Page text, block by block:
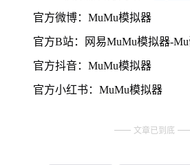
官方微博：MuMu模拟器
官方B站：网易MuMu模拟器-Mu
官方抖音：MuMu模拟器
官方小红书：MuMu模拟器
文章已到底